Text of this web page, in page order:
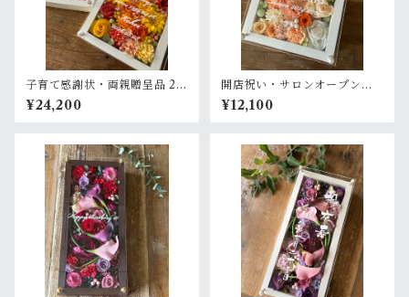
子育て感謝状・両親贈呈品 2個
セット【名入れ】プリザーブ
ドフラワーアレンジ ウッドフ
レーム 木枠〈赤ピンク＆イエ
¥24,200
開店祝い・サロンオープン祝
い・結婚記念日祝い【名入
れ】プリザーブドフラワーア
レンジ ウッドフレーム 白木枠
¥12,100